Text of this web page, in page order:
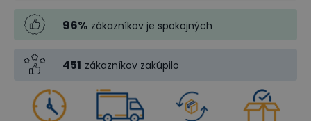
96% zákazníkov je spokojných
451 zákazníkov zakúpilo